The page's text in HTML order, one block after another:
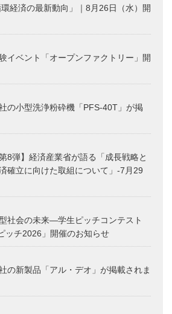
経済の最新動向」｜8月26日（水）開
イベント「オープンファクトリー」開
の小型洗浄粉砕機「PFS-40T」が掲
8弾】経済産業省が語る「成長戦略と
確立に向けた取組について」-7月29
社会の未来―学生ピッチコンテスト
ッチ2026」開催のお知らせ
の新製品「アル・デオ」が掲載されま